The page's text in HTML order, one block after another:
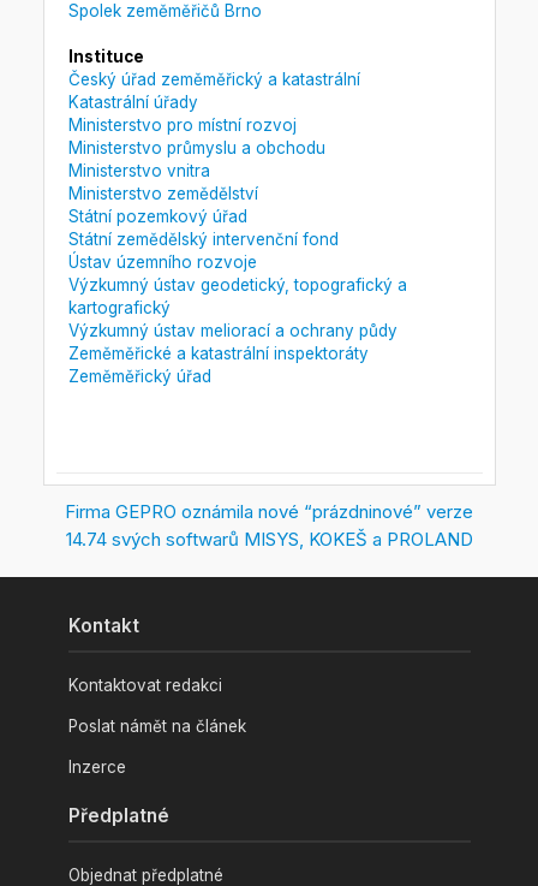
Spolek zeměměřičů Brno
Instituce
Český úřad zeměměřický a katastrální
Katastrální úřady
Ministerstvo pro místní rozvoj
Ministerstvo průmyslu a obchodu
Ministerstvo vnitra
Ministerstvo zemědělství
Státní pozemkový úřad
Státní zemědělský intervenční fond
Ústav územního rozvoje
Výzkumný ústav geodetický, topografický a
kartografický
Výzkumný ústav meliorací a ochrany půdy
Zeměměřické a katastrální inspektoráty
Zeměměřický úřad
Firma GEPRO oznámila nové “prázdninové” verze
14.74 svých softwarů MISYS, KOKEŠ a PROLAND
Kontakt
Kontaktovat redakci
Poslat námět na článek
Inzerce
Předplatné
Objednat předplatné